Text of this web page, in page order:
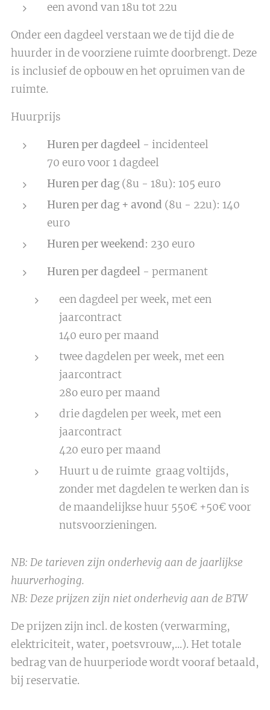
een avond van 18u tot 22u
Onder een dagdeel verstaan we de tijd die de
huurder in de voorziene ruimte doorbrengt. Deze
is inclusief de opbouw en het opruimen van de
ruimte.
Huurprijs
Huren per dagdeel - incidenteel
70 euro voor 1 dagdeel
Huren per dag(8u - 18u): 105 euro
Huren per dag + avond (8u - 22u): 140
euro
Huren per weekend: 230 euro
Huren per dagdeel - permanent
een dagdeel per week, met een
jaarcontract
140 euro per maand
twee dagdelen per week, met een
jaarcontract
28o euro per maand
drie dagdelen per week, met een
jaarcontract
420 euro per maand
Huurt u de ruimte graag voltijds,
zonder met dagdelen te werken dan is
de maandelijkse huur 550€ +50€ voor
nutsvoorzieningen.
NB: De tarieven zijn onderhevig aan de jaarlijkse
huurverhoging.
NB: Deze prijzen zijn niet onderhevig aan de BTW
De prijzen zijn incl. de kosten (verwarming,
elektriciteit, water, poetsvrouw,...). Het totale
bedrag van de huurperiode wordt vooraf betaald,
bij reservatie.